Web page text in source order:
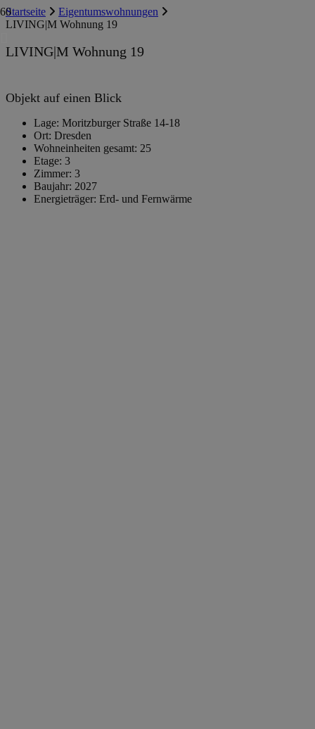
Startseite
Eigentumswohnungen
LIVING|M Wohnung 19
LIVING|M Wohnung 19
Objekt auf einen Blick
Lage: Moritzburger Straße 14-18
Ort: Dresden
Wohneinheiten gesamt: 25
Etage: 3
Zimmer: 3
Baujahr: 2027
Energieträger: Erd- und Fernwärme